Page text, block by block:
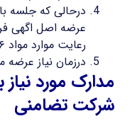
درحالی که جلسه
عرضه اصل اگهی
رعایت موارد مواد ۶ و قانون تجارت اجباری می باشد .
درزمان نیاز
مدارک مورد
شرکت تضامنی